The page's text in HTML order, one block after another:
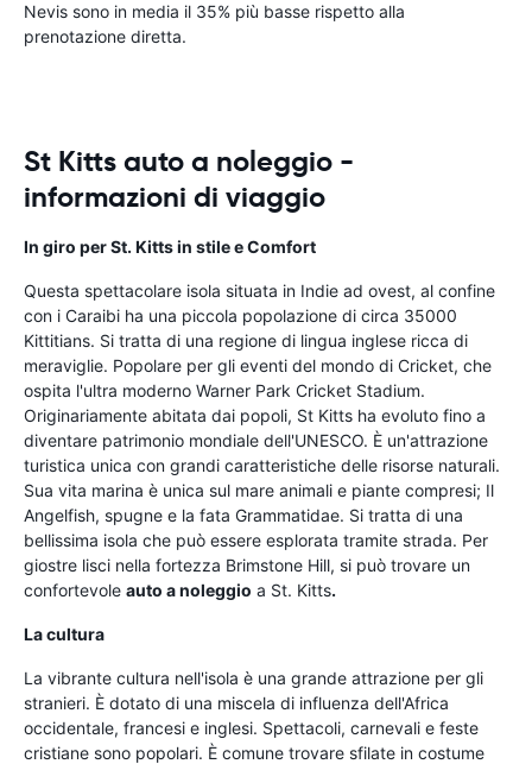
Nevis sono in media il 35% più basse rispetto alla
prenotazione diretta.
St Kitts auto a noleggio -
informazioni di viaggio
In giro per St. Kitts in stile e Comfort
Questa spettacolare isola situata in Indie ad ovest, al confine
con i Caraibi ha una piccola popolazione di circa 35000
Kittitians. Si tratta di una regione di lingua inglese ricca di
meraviglie. Popolare per gli eventi del mondo di Cricket, che
ospita l'ultra moderno Warner Park Cricket Stadium.
Originariamente abitata dai popoli, St Kitts ha evoluto fino a
diventare patrimonio mondiale dell'UNESCO. È un'attrazione
turistica unica con grandi caratteristiche delle risorse naturali.
Sua vita marina è unica sul mare animali e piante compresi; Il
Angelfish, spugne e la fata Grammatidae. Si tratta di una
bellissima isola che può essere esplorata tramite strada. Per
giostre lisci nella fortezza Brimstone Hill, si può trovare un
confortevole auto a noleggio a St. Kitts.
La cultura
La vibrante cultura nell'isola è una grande attrazione per gli
stranieri. È dotato di una miscela di influenza dell'Africa
occidentale, francesi e inglesi. Spettacoli, carnevali e feste
cristiane sono popolari. È comune trovare sfilate in costume